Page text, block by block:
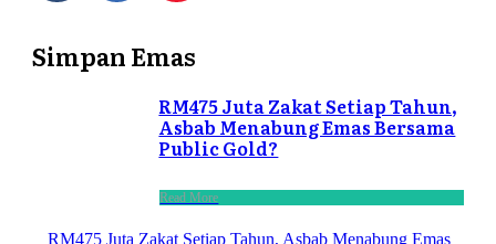
Simpan Emas
RM475 Juta Zakat Setiap Tahun,
Asbab Menabung Emas Bersama
Public Gold?
Read More
RM475 Juta Zakat Setiap Tahun, Asbab Menabung Emas